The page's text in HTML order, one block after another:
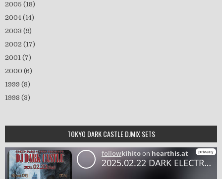
2005 (18)
2004 (14)
2003 (9)
2002 (17)
2001 (7)
2000 (6)
1999 (8)
1998 (3)
TOKYO DARK CASTLE DJMIX SETS